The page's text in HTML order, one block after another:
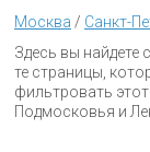
Москва / Санкт-
Здесь вы
те страницы,
фильтровать
Подмосковья и